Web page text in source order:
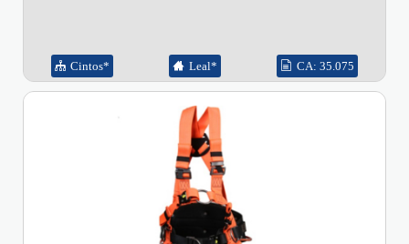
Cintos* Leal* CA: 35.075